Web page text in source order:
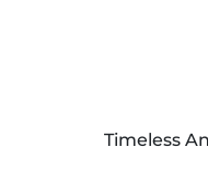
Timeless